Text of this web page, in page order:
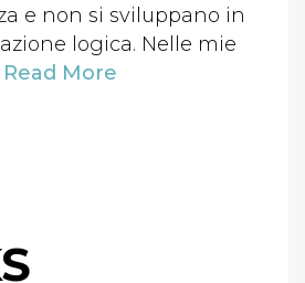
e non si sviluppano in
logica. Nelle mie
Read More